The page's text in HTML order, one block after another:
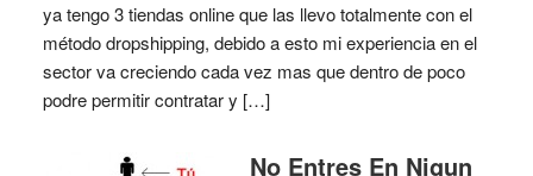
ya tengo 3 tiendas online que las llevo totalmente con el
método dropshipping, debido a esto mi experiencia en el
sector va creciendo cada vez mas que dentro de poco
podre permitir contratar y […]
No Entres En Nigun